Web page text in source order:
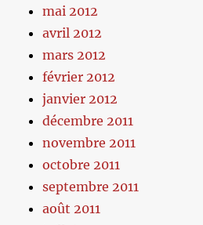
mai 2012
avril 2012
mars 2012
février 2012
janvier 2012
décembre 2011
novembre 2011
octobre 2011
septembre 2011
août 2011